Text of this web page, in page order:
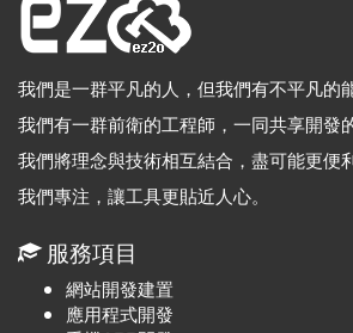
我們是一群平凡的人，但我們有不平凡的能
我們有一群前衛的工程師，一同共享開發
我們將理念與技術相互結合，盡可能更便
我們專注，讓工具更貼近人心。
服務項目
網站開發建置
應用程式開發